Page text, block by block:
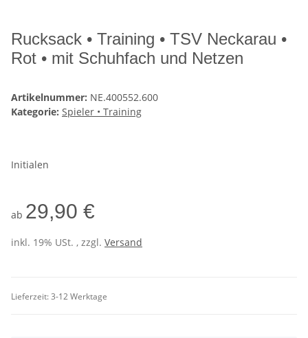
Rucksack • Training • TSV Neckarau •
Rot • mit Schuhfach und Netzen
Artikelnummer: NE.400552.600
Kategorie: Spieler • Training
Initialen
ab 29,90 €
inkl. 19% USt. , zzgl. Versand
Lieferzeit:3-12 Werktage